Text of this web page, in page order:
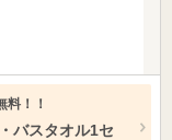
料！！
バスタオル1セ